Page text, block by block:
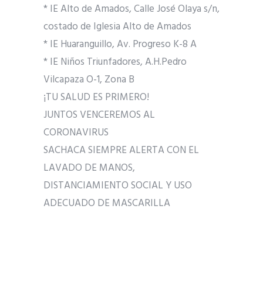
* IE Alto de Amados, Calle José Olaya s/n,
costado de Iglesia Alto de Amados
* IE Huaranguillo, Av. Progreso K-8 A
* IE Niños Triunfadores, A.H.Pedro
Vilcapaza O-1, Zona B
¡TU SALUD ES PRIMERO!
JUNTOS VENCEREMOS AL
CORONAVIRUS
SACHACA SIEMPRE ALERTA CON EL
LAVADO DE MANOS,
DISTANCIAMIENTO SOCIAL Y USO
ADECUADO DE MASCARILLA